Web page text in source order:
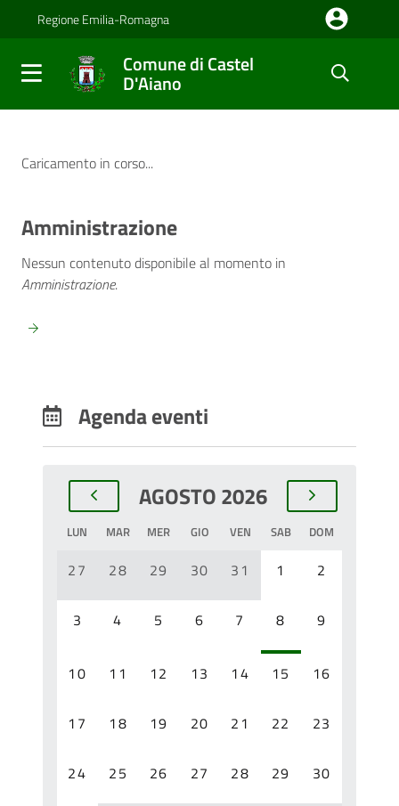
Salta al contenuto principale della pagina
Regione Emilia-Romagna
Comune di Castel
D'Aiano
Comune di Castel D'Aiano
Notizia in prima pagina
Caricamento in corso...
Amministrazione
Nessun contenuto disponibile al momento in
Amministrazione.
Agenda eventi
AGOSTO 2026
LUN MAR MER GIO VEN SAB DOM
27 28 29 30 31 1 2
3 4 5 6 7 8 9
10 11 12 13 14 15 16
17 18 19 20 21 22 23
24 25 26 27 28 29 30